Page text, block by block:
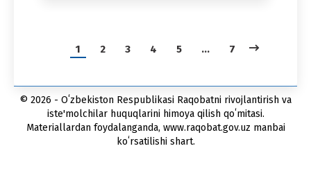
1 2 3 4 5 … 7
© 2026 - Oʻzbekiston Respublikasi Raqobatni rivojlantirish va
iste'molchilar huquqlarini himoya qilish qoʻmitasi.
Materiallardan foydalanganda, www.raqobat.gov.uz manbai
koʻrsatilishi shart.